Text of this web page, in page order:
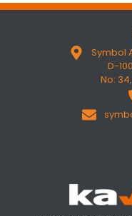
Symbol
D-
No: